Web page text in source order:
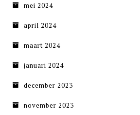
mei 2024
april 2024
maart 2024
januari 2024
december 2023
november 2023